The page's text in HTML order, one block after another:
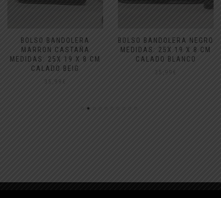
BOLSO BANDOLERA
MARRON CASTAÑA
MEDIDAS: 25X 19 X 8 CM
CALADO BEIG
35,99 €
BOLSO BANDOLERA NEGRO
MEDIDAS: 25X 19 X 8 CM
CALADO BLANCO
35,99 €